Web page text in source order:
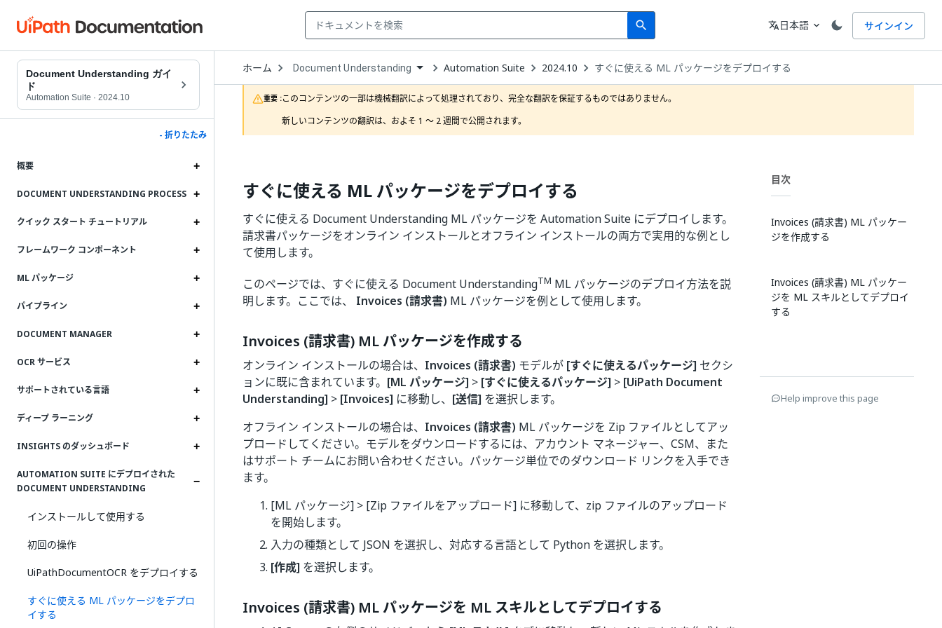
search
Search 言語
translate日本語 expand_more サインイン
Document Understanding ガイ
ド
Automation Suite · 2024.10
- 折りたたみ
概要
DOCUMENT UNDERSTANDING PROCESS
クイック スタート チュートリアル
フレームワーク コンポーネント
ML パッケージ
パイプライン
DOCUMENT MANAGER
OCR サービス
サポートされている言語
ディープ ラーニング
INSIGHTS のダッシュボード
AUTOMATION SUITE にデプロイされた
DOCUMENT UNDERSTANDING
インストールして使用する
初回の操作
UiPathDocumentOCR をデプロイする
すぐに使える ML パッケージをデプロ
イする
ホーム Open
Dropdown
to
choose
product
Document Understanding Automation Suite 2024.10 すぐに使える ML パッケージをデプロイする
重要 :このコンテンツの一部は機械翻訳によって処理されており、完全な翻訳を保証するものではありません。
新しいコンテンツの翻訳は、およそ 1 ～ 2 週間で公開されます。
すぐに使える ML パッケージをデプロイする
すぐに使える Document Understanding ML パッケージを Automation Suite にデプロイします。
請求書パッケージをオンライン インストールとオフライン インストールの両方で実用的な例とし
て使用します。
このページでは、すぐに使える Document UnderstandingTM ML パッケージのデプロイ方法を説
明します。ここでは、 Invoices (請求書) ML パッケージを例として使用します。
Invoices (請求書) ML パッケージを作成する
オンライン インストールの場合は、 Invoices (請求書) モデルが [すぐに使えるパッケージ] セクシ
ョンに既に含まれています。 [ML パッケージ] > [すぐに使えるパッケージ] > [UiPath Document
Understanding] > [Invoices] に移動し、 [送信] を選択します。
オフライン インストールの場合は、 Invoices (請求書) ML パッケージを Zip ファイルとしてアッ
プロードしてください。モデルをダウンロードするには、アカウント マネージャー、CSM、また
はサポート チームにお問い合わせください。パッケージ単位でのダウンロード リンクを入手でき
ます。
[ML パッケージ] > [Zip ファイルをアップロード] に移動して、zip ファイルのアップロード
を開始します。
入力の種類として JSON を選択し、対応する言語として Python を選択します。
[作成] を選択します。
Invoices (請求書) ML パッケージを ML スキルとしてデプロイする
目次
Invoices (請求書) ML パッケー
ジを作成する
Invoices (請求書) ML パッケー
ジを ML スキルとしてデプロイ
する
Help improve this page